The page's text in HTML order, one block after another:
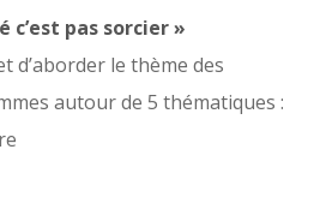
c’est pas sorcier »
d’aborder le thème des
autour de 5 thématiques :